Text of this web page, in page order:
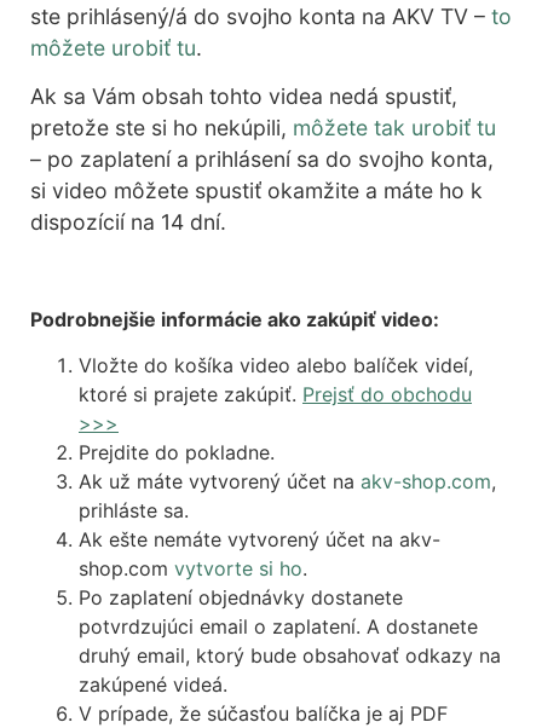
ste prihlásený/á do svojho konta na AKV TV – to
môžete urobiť tu.
Ak sa Vám obsah tohto videa nedá spustiť,
pretože ste si ho nekúpili, môžete tak urobiť tu
– po zaplatení a prihlásení sa do svojho konta,
si video môžete spustiť okamžite a máte ho k
dispozícií na 14 dní.
Podrobnejšie informácie ako zakúpiť video:
Vložte do košíka video alebo balíček videí,
ktoré si prajete zakúpiť. Prejsť do obchodu
>>>
Prejdite do pokladne.
Ak už máte vytvorený účet na akv-shop.com,
prihláste sa.
Ak ešte nemáte vytvorený účet na akv-
shop.com vytvorte si ho.
Po zaplatení objednávky dostanete
potvrdzujúci email o zaplatení. A dostanete
druhý email, ktorý bude obsahovať odkazy na
zakúpené videá.
V prípade, že súčasťou balíčka je aj PDF